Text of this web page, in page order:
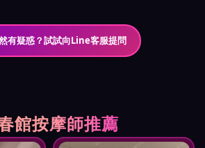
有疑惑？試試向Line客服提問
館按摩師推薦